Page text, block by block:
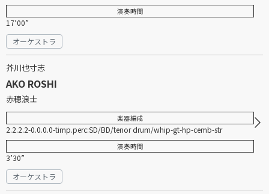
演奏時間
17’00”
オーケストラ
芥川也寸志
AKO ROSHI
赤穂浪士
楽器編成
2.2.2.2-0.0.0.0-timp.perc:SD/BD/tenor drum/whip-gt-hp-cemb-str
演奏時間
3’30”
オーケストラ